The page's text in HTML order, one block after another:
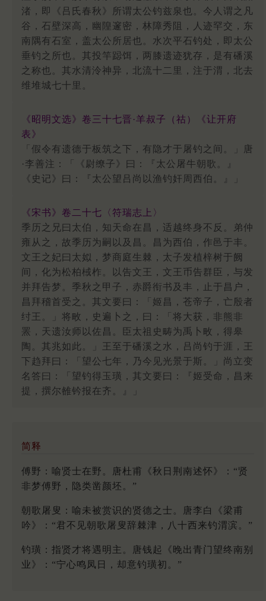
渚，即《吕氏春秋》所谓太公钓兹泉也。今人谓之凡
谷，石壁深高，幽隍邃密，林障秀阻，人迹罕交，东
南隅有石室，盖太公所居也。水次平石钓处，即太公
垂钓之所也。其投竿跽饵，两膝遗迹犹存，是有磻溪
之称也。其水清泠神异，北流十二里，注于渭，北去
维堆城七十里。
《昭明文选》卷三十七晋·羊叔子（祜）《让开府
表》
「假令有遗德于板筑之下，有隐才于屠钓之间。」唐
·李善注：「《尉缭子》曰：『太公屠牛朝歌。』
《史记》曰：『太公望吕尚以渔钓奸周西伯。』」
《宋书》卷二十七〈符瑞志上〉
季历之兄曰太伯，知天命在昌，适越终身不反。弟仲
雍从之，故季历为嗣以及昌。昌为西伯，作邑于丰。
文王之妃曰太姒，梦商庭生棘，太子发植梓树于阙
间，化为松柏棫柞。以告文王，文王币告群臣，与发
并拜告梦。季秋之甲子，赤爵衔书及丰，止于昌户，
昌拜稽首受之。其文要曰：「姬昌，苍帝子，亡殷者
纣王。」将畋，史遍卜之，曰：「将大获，非熊非
罴，天遗汝师以佐昌。臣太祖史畴为禹卜畋，得皋
陶。其兆如此。」王至于磻溪之水，吕尚钓于涯，王
下趋拜曰：「望公七年，乃今见光景于斯。」尚立变
名答曰：「望钓得玉璜，其文要曰：『姬受命，昌来
提，撰尔雒钤报在齐。』」
简释
傅野：喻贤士在野。唐杜甫《秋日荆南述怀》：“贤
非梦傅野，隐类凿颜坯。”
朝歌屠叟：喻未被赏识的贤德之士。唐李白《梁甫
吟》：“君不见朝歌屠叟辞棘津，八十西来钓渭滨。”
钓璜：指贤才将遇明主。唐钱起《晚出青门望终南别
业》：“宁心鸣凤日，却意钓璜初。”